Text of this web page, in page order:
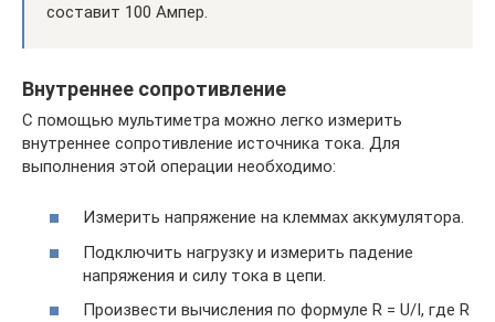
составит 100 Ампер.
Внутреннее сопротивление
С помощью мультиметра можно легко измерить
внутреннее сопротивление источника тока. Для
выполнения этой операции необходимо:
Измерить напряжение на клеммах аккумулятора.
Подключить нагрузку и измерить падение
напряжения и силу тока в цепи.
Произвести вычисления по формуле R = U/I, где R